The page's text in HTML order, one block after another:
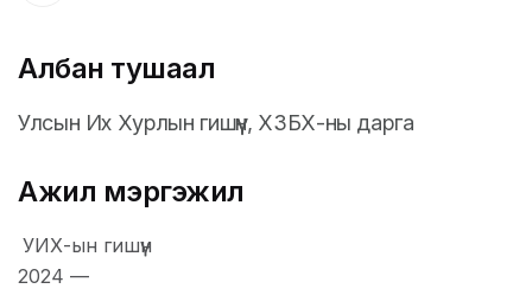
Албан тушаал
Улсын Их Хурлын гишүүн, ХЗБХ-ны дарга
Ажил мэргэжил
УИХ-ын гишүүн
2024 —